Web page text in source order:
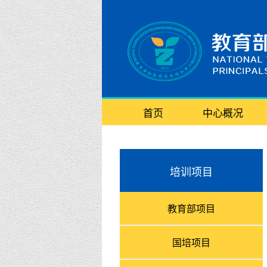
首页 中心概况
培训项目
教育部项目
国培项目